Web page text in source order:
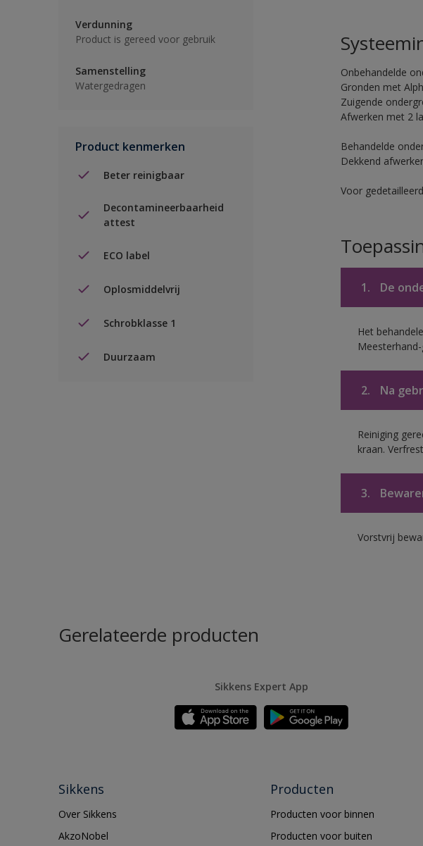
Verdunning
Product is gereed voor gebruik
Samenstelling
Watergedragen
Product kenmerken
Beter reinigbaar
Decontamineerbaarheid
attest
ECO label
Oplosmiddelvrij
Schrobklasse 1
Duurzaam
Onbehandelde
Gronden met
Zuigende
Afwerken met 2
Behandelde
Dekkend
Voor
1. De
Het
2. Na
Reiniging
kraan.
3.
Vorstvrij
Gerelateerde producten
Sikkens Expert App
Sikkens
Over Sikkens
AkzoNobel
Producten
Producten voor binnen
Producten voor buiten